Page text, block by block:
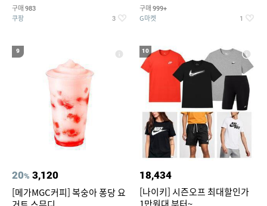
구매 983
쿠팡 3
구매 999+
G마켓 1
9
20% 3,120
[메가MGC커피] 복숭아 퐁당 요
10
18,434
[나이키] 시즌오프 최대할인가